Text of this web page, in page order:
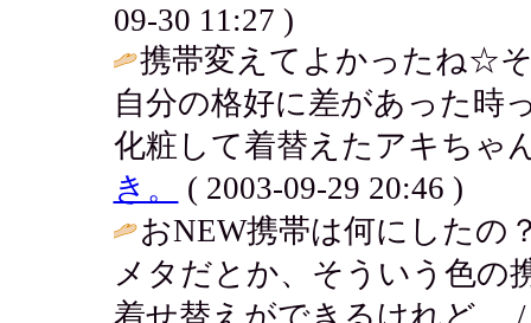
09-30 11:27 )
携帯変えてよかったね☆
自分の格好に差があった時
化粧して着替えたアキちゃ
き。
( 2003-09-29 20:46 )
おNEW携帯は何にしたの
メタだとか、そういう色の
着せ替えができるけれど。